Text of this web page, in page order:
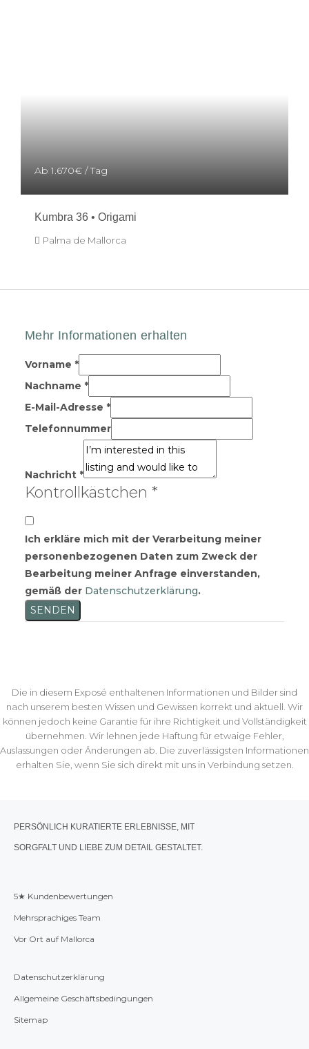
Ab1.670€ / Tag
Kumbra 36 • Origami
Palma de Mallorca
Vorname *
Nachname *
E-Mail-Adresse *
Telefonnummer
Nachricht *
Kontrollkästchen *
Ich erkläre mich mit der Verarbeitung meiner
personenbezogenen Daten zum Zweck der
Bearbeitung meiner Anfrage einverstanden,
gemäß der Datenschutzerklärung.
SENDEN
Die in diesem Exposé enthaltenen Informationen und Bilder sind
nach unserem besten Wissen und Gewissen korrekt und aktuell. Wir
können jedoch keine Garantie für ihre Richtigkeit und Vollständigkeit
übernehmen. Wir lehnen jede Haftung für etwaige Fehler,
Auslassungen oder Änderungen ab. Die zuverlässigsten Informationen
erhalten Sie, wenn Sie sich direkt mit uns in Verbindung setzen.
PERSÖNLICH KURATIERTE ERLEBNISSE, MIT
SORGFALT UND LIEBE ZUM DETAIL GESTALTET.
5★ Kundenbewertungen
Mehrsprachiges Team
Vor Ort auf Mallorca
Datenschutzerklärung
Allgemeine Geschäftsbedingungen
Sitemap